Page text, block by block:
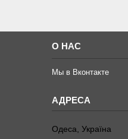
О НАС
Мы в Вконтакте
Одеса, Україна